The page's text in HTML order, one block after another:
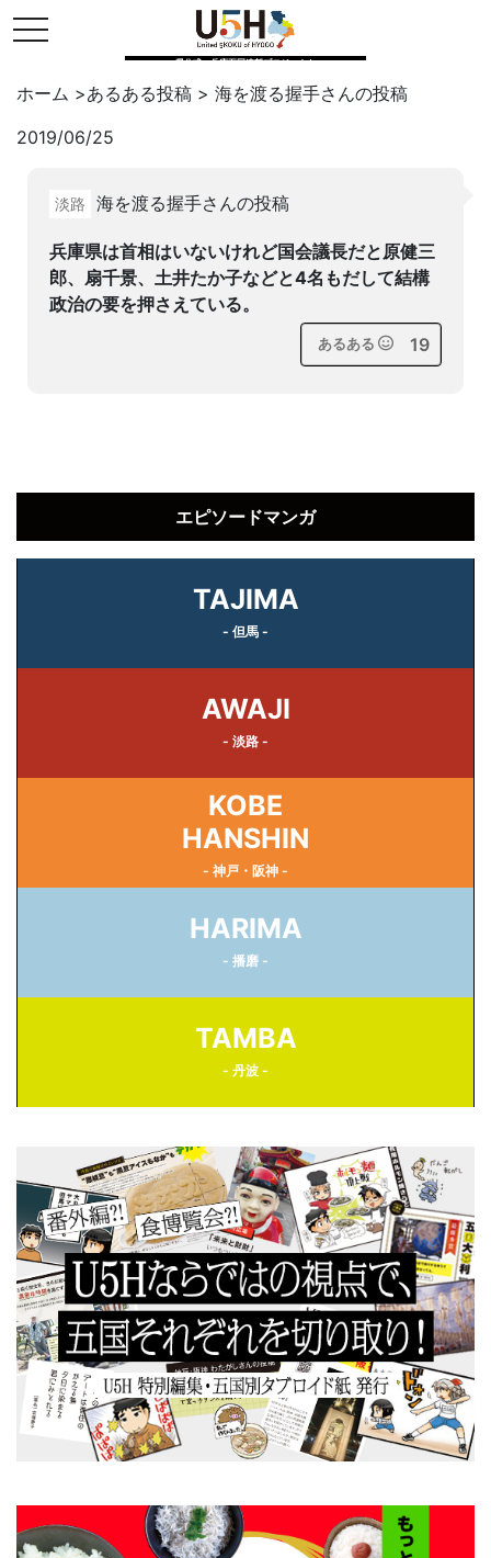
toggle navigation
県公式・兵庫五国連邦プロジェクト
ホーム >あるある投稿 > 海を渡る握手さんの投稿
2019/06/25
淡路 海を渡る握手さんの投稿
兵庫県は首相はいないけれど国会議長だと原健三
郎、扇千景、土井たか子などと4名もだして結構
政治の要を押さえている。
あるある 19
Twitter
はてブ
LINE
エピソードマンガ
TAJIMA
- 但馬 -
AWAJI
- 淡路 -
KOBE
HANSHIN
- 神戸・阪神 -
HARIMA
- 播磨 -
TAMBA
- 丹波 -